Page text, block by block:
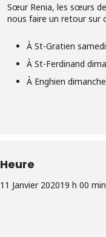
Sœur Renia, les sœurs
nous faire un retour sur
À St-Gratien
À St-Ferdinand
À Enghien
Heure
11 Janvier 202019 h 00 min